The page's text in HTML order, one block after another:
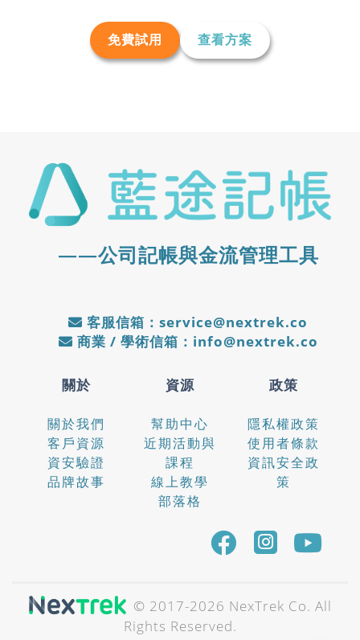
免費試用 查看方案
——公司記帳與金流管理工具
客服信箱：service@nextrek.co
商業 / 學術信箱：info@nextrek.co
關於
關於我們
客戶資源
資安驗證
品牌故事
資源
幫助中心
近期活動與
課程
線上教學
部落格
政策
隱私權政策
使用者條款
資訊安全政
策
© 2017-2026 NexTrek Co. All
Rights Reserved.